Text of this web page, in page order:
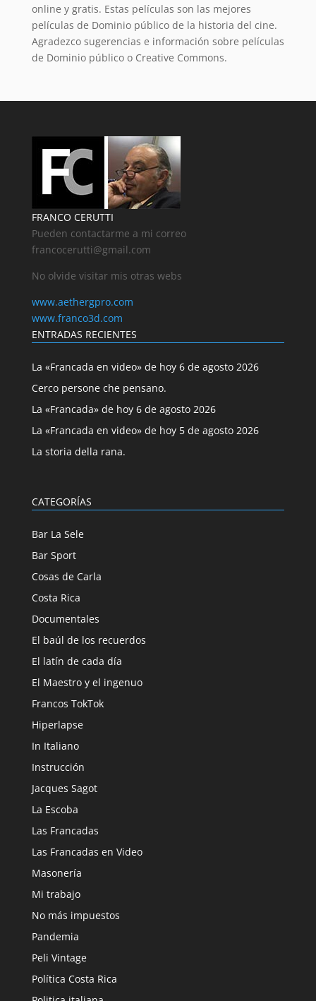
online y gratis. Estas películas son las mejores
películas de Dominio público de la historia del cine.
Agradezco sugerencias e información sobre películas
de Dominio público o Creative Commons.
FRANCO CERUTTI
Pueden contactarme a mi correo
francocerutti@gmail.com
No olvide visitar mis otras webs
www.aethergpro.com
www.franco3d.com
ENTRADAS RECIENTES
La «Francada en video» de hoy 6 de agosto 2026
Cerco persone che pensano.
La «Francada» de hoy 6 de agosto 2026
La «Francada en video» de hoy 5 de agosto 2026
La storia della rana.
CATEGORÍAS
Bar La Sele
Bar Sport
Cosas de Carla
Costa Rica
Documentales
El baúl de los recuerdos
El latín de cada día
El Maestro y el ingenuo
Francos TokTok
Hiperlapse
In Italiano
Instrucción
Jacques Sagot
La Escoba
Las Francadas
Las Francadas en Video
Masonería
Mi trabajo
No más impuestos
Pandemia
Peli Vintage
Política Costa Rica